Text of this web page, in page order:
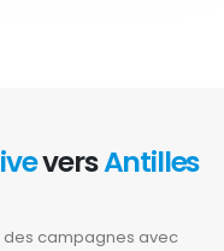
versAntilles
des campagnes avec